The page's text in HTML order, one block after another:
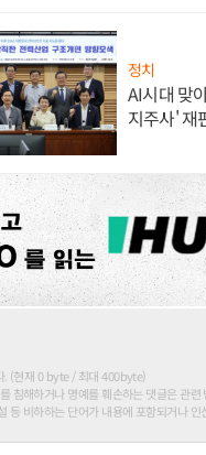
정치
AI시대 맞
지주사' 재
. (현재 0 byte / 최대 400byte)
침해하거나 명예를 훼손하는 댓글은 관련
등 비하하는 단어가 내용에 포함되거나